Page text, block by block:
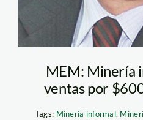
MEM: Minería
ventas por
Tags: Minería informal,